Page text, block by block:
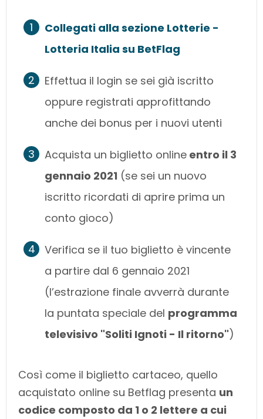
Collegati alla sezione Lotterie -
Lotteria Italia su BetFlag
Effettua il login se sei già iscritto
oppure registrati approfittando
anche dei bonus per i nuovi utenti
Acquista un biglietto online entro il 3
gennaio 2021 (se sei un nuovo
iscritto ricordati di aprire prima un
conto gioco)
Verifica se il tuo biglietto è vincente
a partire dal 6 gennaio 2021
(l’estrazione finale avverrà durante
la puntata speciale del programma
televisivo "Soliti Ignoti - Il ritorno")
Così come il biglietto cartaceo, quello
acquistato online su Betflag presenta un
codice composto da 1 o 2 lettere a cui